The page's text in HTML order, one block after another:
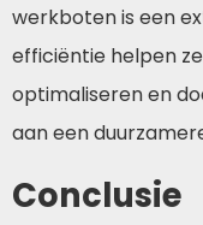
werkboten is een
efficiëntie helpen
optimaliseren en
aan een
Conclusie